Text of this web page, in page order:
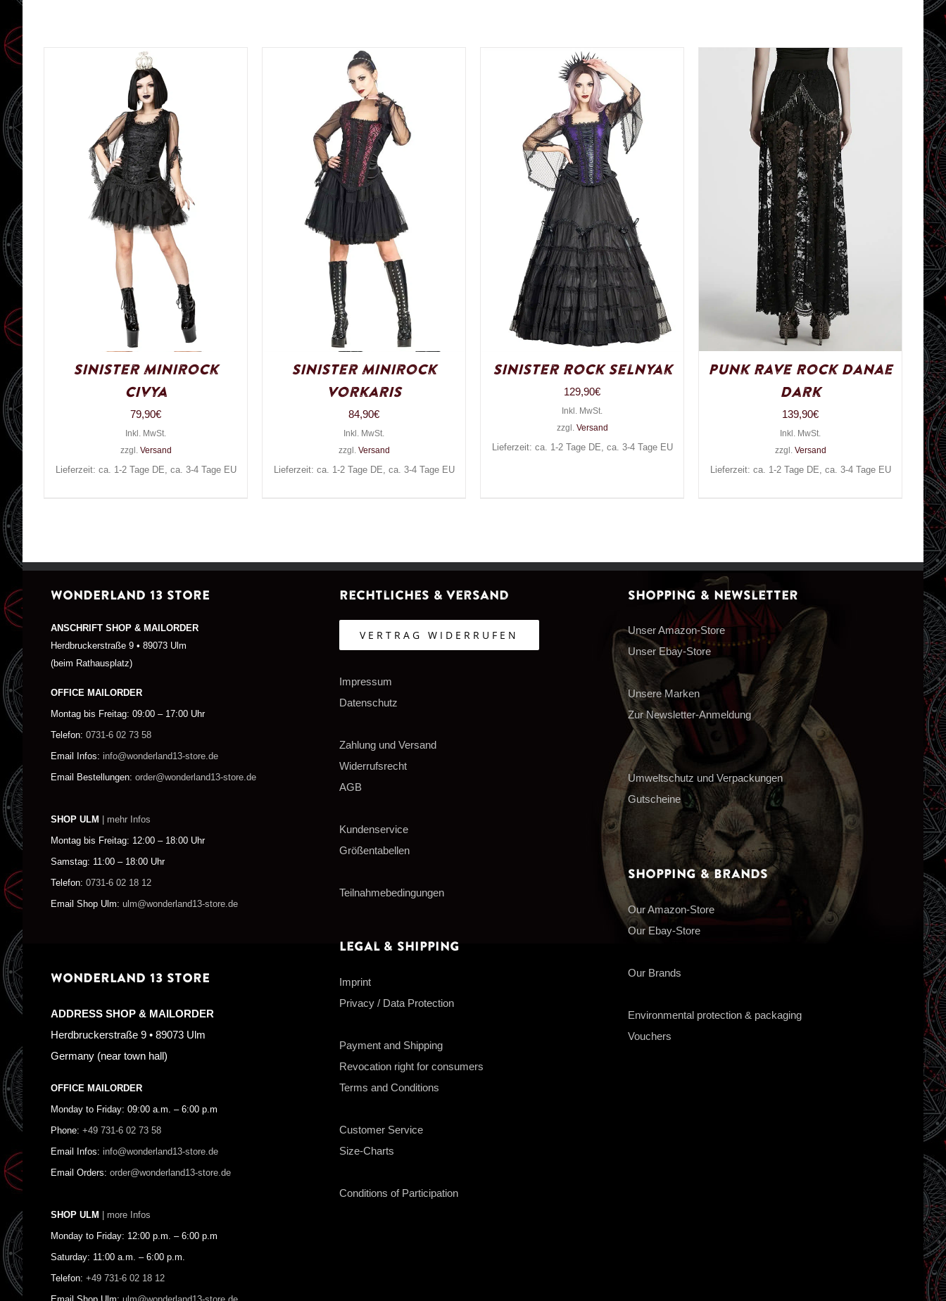
Sinister Minirock
Civya
79,90€
Inkl. MwSt.
zzgl. Versand
Lieferzeit: ca. 1-2 Tage DE, ca. 3-4 Tage EU
Sinister Minirock
Vorkaris
84,90€
Inkl. MwSt.
zzgl. Versand
Lieferzeit: ca. 1-2 Tage DE, ca. 3-4 Tage EU
Sinister Rock Selnyak
129,90€
Inkl. MwSt.
zzgl. Versand
Lieferzeit: ca. 1-2 Tage DE, ca. 3-4 Tage EU
Punk Rave Rock Danae
Dark
139,90€
Inkl. MwSt.
zzgl. Versand
Lieferzeit: ca. 1-2 Tage DE, ca. 3-4 Tage EU
WONDERLAND 13 STORE
ANSCHRIFT SHOP & MAILORDER
Herdbruckerstraße 9 • 89073 Ulm
(beim Rathausplatz)
OFFICE MAILORDER
Montag bis Freitag: 09:00 – 17:00 Uhr
Telefon: 0731-6 02 73 58
Email Infos: info@wonderland13-store.de
Email Bestellungen: order@wonderland13-store.de
SHOP ULM | mehr Infos
Montag bis Freitag: 12:00 – 18:00 Uhr
Samstag: 11:00 – 18:00 Uhr
Telefon: 0731-6 02 18 12
Email Shop Ulm: ulm@wonderland13-store.de
WONDERLAND 13 STORE
ADDRESS SHOP & MAILORDER
Herdbruckerstraße 9 • 89073 Ulm
Germany (near town hall)
OFFICE MAILORDER
Monday to Friday: 09:00 a.m. – 6:00 p.m
Phone: +49 731-6 02 73 58
Email Infos: info@wonderland13-store.de
Email Orders: order@wonderland13-store.de
SHOP ULM | more Infos
Monday to Friday: 12:00 p.m. – 6:00 p.m
Saturday: 11:00 a.m. – 6:00 p.m.
Telefon: +49 731-6 02 18 12
Rechtliches & Versand
VERTRAG WIDERRUFEN
Impressum
Datenschutz
Zahlung und Versand
Widerrufsrecht
AGB
Kundenservice
Größentabellen
Teilnahmebedingungen
Legal & Shipping
Imprint
Privacy / Data Protection
Payment and Shipping
Revocation right for consumers
Terms and Conditions
Customer Service
Size-Charts
Conditions of Participation
Shopping & Newsletter
Unser Amazon-Store
Unser Ebay-Store
Unsere Marken
Zur Newsletter-Anmeldung
Umweltschutz und Verpackungen
Gutscheine
Shopping & Brands
Our Amazon-Store
Our Ebay-Store
Our Brands
Environmental protection & packaging
Vouchers